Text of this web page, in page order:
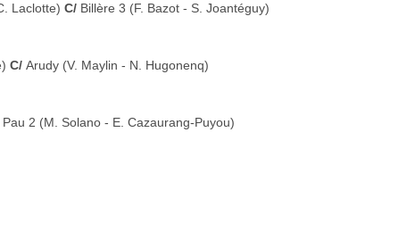
Laclotte) C/ Billère 3 (F. Bazot - S. Joantéguy)
C/ Arudy (V. Maylin - N. Hugonenq)
Pau 2 (M. Solano - E. Cazaurang-Puyou)